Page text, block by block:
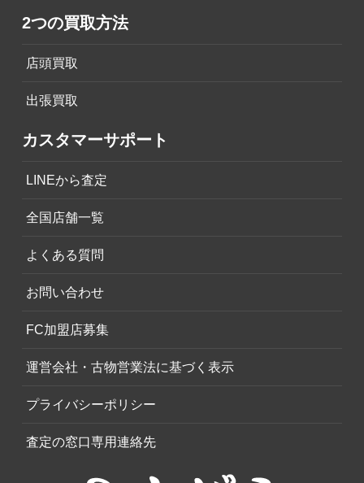
2つの買取方法
店頭買取
出張買取
カスタマーサポート
LINEから査定
全国店舗一覧
よくある質問
お問い合わせ
FC加盟店募集
運営会社・古物営業法に基づく表示
プライバシーポリシー
査定の窓口専用連絡先